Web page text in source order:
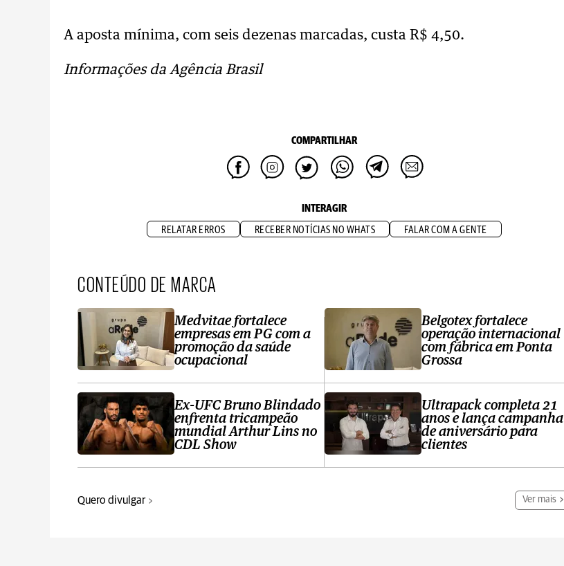
A aposta mínima, com seis dezenas marcadas, custa R$ 4,50.
Informações da Agência Brasil
COMPARTILHAR
INTERAGIR
RELATAR ERROS RECEBER NOTÍCIAS NO WHATS FALAR COM A GENTE
CONTEÚDO DE MARCA
Medvitae fortalece
empresas em PG com a
promoção da saúde
ocupacional
Ex-UFC Bruno Blindado
enfrenta tricampeão
mundial Arthur Lins no
CDL Show
Belgotex fortalece
operação internacional
com fábrica em Ponta
Grossa
Ultrapack completa 21
anos e lança campanha
de aniversário para
clientes
Quero divulgar Ver mais